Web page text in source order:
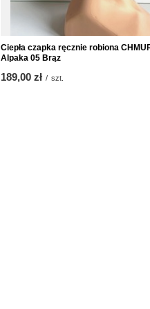
Ciepła czapka ręcznie robiona
Alpaka 05 Brąz
189,00 zł / szt.